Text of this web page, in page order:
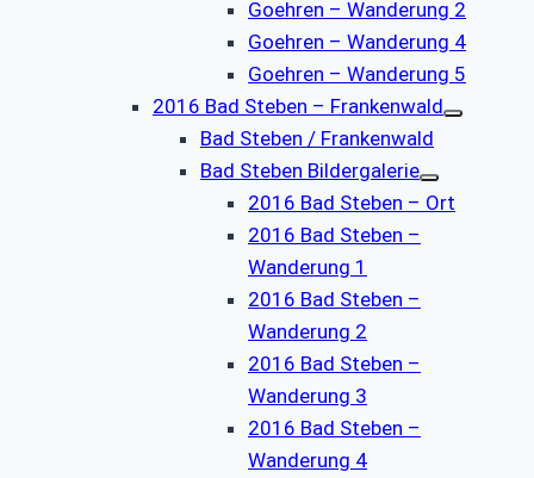
Goehren – Wanderung 2
Goehren – Wanderung 4
Goehren – Wanderung 5
2016 Bad Steben – Frankenwald
Bad Steben / Frankenwald
Bad Steben Bildergalerie
2016 Bad Steben – Ort
2016 Bad Steben –
Wanderung 1
2016 Bad Steben –
Wanderung 2
2016 Bad Steben –
Wanderung 3
2016 Bad Steben –
Wanderung 4